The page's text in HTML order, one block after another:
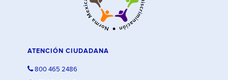
ATENCIÓN CIUDADANA
800 465 2486